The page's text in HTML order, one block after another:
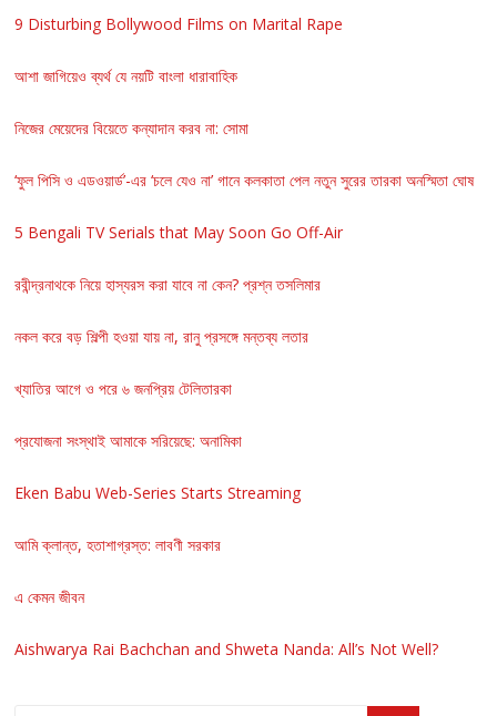
9 Disturbing Bollywood Films on Marital Rape
আশা জাগিয়েও ব্যর্থ যে নয়টি বাংলা ধারাবাহিক
নিজের মেয়েদের বিয়েতে কন্যাদান করব না: সোমা
‘ফুল পিসি ও এডওয়ার্ড’-এর ‘চলে যেও না’ গানে কলকাতা পেল নতুন সুরের তারকা অনস্মিতা ঘোষ
5 Bengali TV Serials that May Soon Go Off-Air
রবীন্দ্রনাথকে নিয়ে হাস্যরস করা যাবে না কেন? প্রশ্ন তসলিমার
নকল করে বড় শিল্পী হওয়া যায় না, রানু প্রসঙ্গে মন্তব্য লতার
খ্যাতির আগে ও পরে ৬ জনপ্রিয় টেলিতারকা
প্রযোজনা সংস্থাই আমাকে সরিয়েছে: অনামিকা
Eken Babu Web-Series Starts Streaming
আমি ক্লান্ত, হতাশাগ্রস্ত: লাবণী সরকার
এ কেমন জীবন
Aishwarya Rai Bachchan and Shweta Nanda: All’s Not Well?